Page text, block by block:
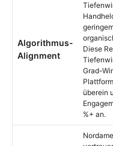
Algorithmus-
Alignment
Diese
Grad-
überein
%+ an.